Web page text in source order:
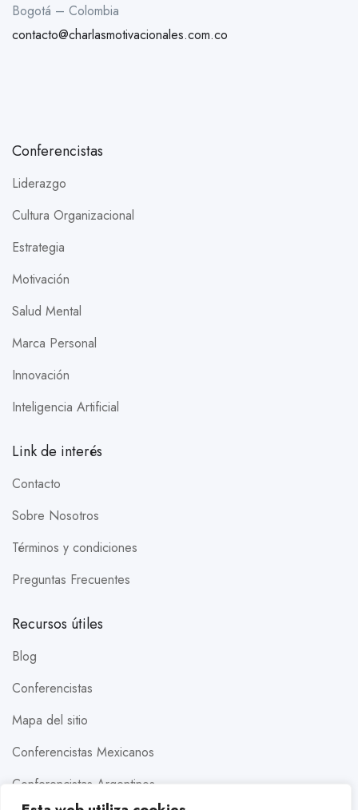
Bogotá – Colombia
contacto@charlasmotivacionales.com.co
Conferencistas
Liderazgo
Cultura Organizacional
Estrategia
Motivación
Salud Mental
Marca Personal
Innovación
Inteligencia Artificial
Link de interés
Contacto
Sobre Nosotros
Términos y condiciones
Preguntas Frecuentes
Recursos útiles
Blog
Conferencistas
Mapa del sitio
Conferencistas Mexicanos
Conferencistas Argentinos